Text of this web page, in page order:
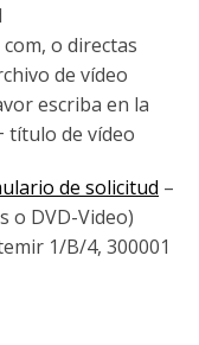
o directas
de vídeo
escriba en la
título de vídeo
de solicitud –
o DVD-Video)
1/B/4, 300001